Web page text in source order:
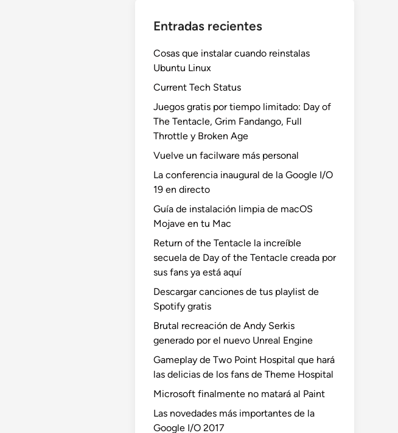
Entradas recientes
Cosas que instalar cuando reinstalas
Ubuntu Linux
Current Tech Status
Juegos gratis por tiempo limitado: Day of
The Tentacle, Grim Fandango, Full
Throttle y Broken Age
Vuelve un facilware más personal
La conferencia inaugural de la Google I/O
19 en directo
Guía de instalación limpia de macOS
Mojave en tu Mac
Return of the Tentacle la increíble
secuela de Day of the Tentacle creada por
sus fans ya está aquí
Descargar canciones de tus playlist de
Spotify gratis
Brutal recreación de Andy Serkis
generado por el nuevo Unreal Engine
Gameplay de Two Point Hospital que hará
las delicias de los fans de Theme Hospital
Microsoft finalmente no matará al Paint
Las novedades más importantes de la
Google I/O 2017